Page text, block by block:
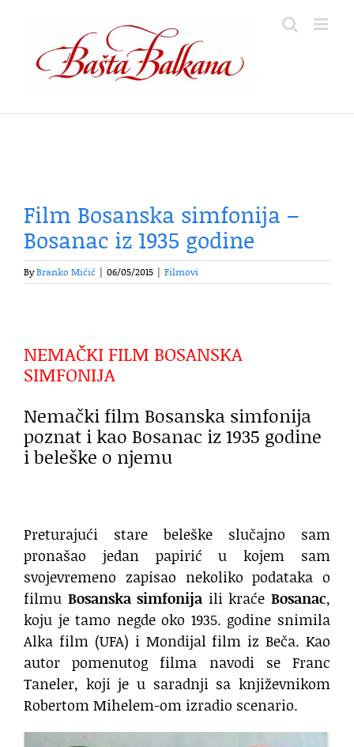
content
Film Bosanska simfonija –
Bosanac iz 1935 godine
ByBranko Mićić 06/05/2015 Filmovi
NEMAČKI FILM BOSANSKA
SIMFONIJA
Nemački film Bosanska simfonija
poznat i kao Bosanac iz 1935 godine
i beleške o njemu
Preturajući stare beleške slučajno sam
pronašao jedan papirić u kojem sam
svojevremeno zapisao nekoliko podataka o
filmu Bosanska simfonija ili kraćeBosanac,
koju je tamo negde oko 1935. godine snimila
Alka film (UFA) i Mondijal film iz Beča. Kao
autor pomenutog filma navodi se Franc
Taneler, koji je u saradnji sa književnikom
Robertom Mihelem-om izradio scenario.